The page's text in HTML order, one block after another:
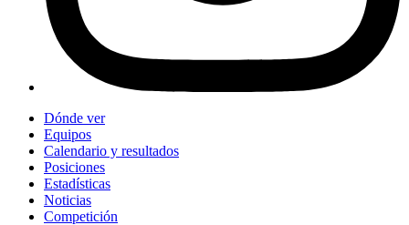
Dónde ver
Equipos
Calendario y resultados
Posiciones
Estadísticas
Noticias
Competición